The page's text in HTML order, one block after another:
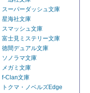
スーパーダッシュ文庫
星海社文庫
スマッシュ文庫
富士見ミステリー文庫
徳間デュアル文庫
ソノラマ文庫
メガミ文庫
f-Clan文庫
トクマ・ノベルズEdge